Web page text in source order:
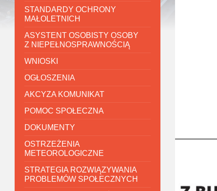
STANDARDY OCHRONY
MAŁOLETNICH
ASYSTENT OSOBISTY OSOBY
Z NIEPEŁNOSPRAWNOŚCIĄ
WNIOSKI
OGŁOSZENIA
AKCYZA KOMUNIKAT
POMOC SPOŁECZNA
DOKUMENTY
OSTRZEŻENIA
METEOROLOGICZNE
STRATEGIA ROZWIĄZYWANIA
PROBLEMÓW SPOŁECZNYCH